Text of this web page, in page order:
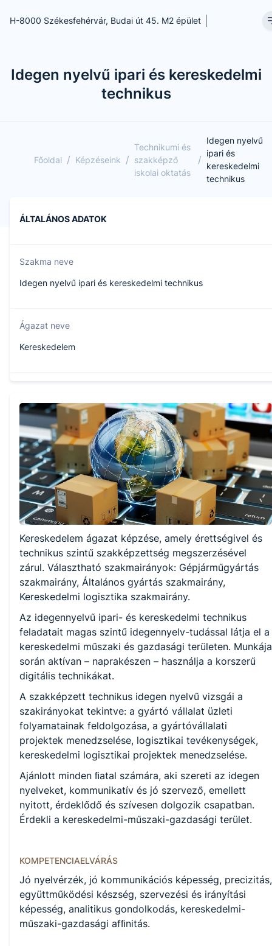
H-8000 Székesfehérvár, Budai út 45. M2 épület
Idegen nyelvű ipari és kereskedelmi
technikus
Főoldal / Képzéseink /
Technikumi és
szakképző
iskolai oktatás
/
Idegen nyelvű
ipari és
kereskedelmi
technikus
ÁLTALÁNOS ADATOK
Szakma neve
Idegen nyelvű ipari és kereskedelmi technikus
Ágazat neve
Kereskedelem
504171301
Képzés időtartama
5 év
Választható szakmairányok:
Gépjárműgyártás
Általános gyártás
Kereskedelmi logisztika
KKK letöltése (pdf)
PTT letöltése (pdf)
Okleveles technikusképzés
A képzést indító intézményeink
Székesfehérvári SZC Hunyadi Mátyás Technikum (igazgató:
Nagy László)
Kereskedelem ágazat képzése, amely érettségivel és
technikus szintű szakképzettség megszerzésével
zárul. Választható szakmairányok: Gépjárműgyártás
szakmairány, Általános gyártás szakmairány,
Kereskedelmi logisztika szakmairány.
Az idegennyelvű ipari- és kereskedelmi technikus
feladatait magas szintű idegennyelv-tudással látja el a
kereskedelmi műszaki és gazdasági területen. Munkája
során aktívan – naprakészen – használja a korszerű
digitális technikákat.
A szakképzett technikus idegen nyelvű vizsgái a
szakirányokat tekintve: a gyártó vállalat üzleti
folyamatainak feldolgozása, a gyártóvállalati
projektek menedzselése, logisztikai tevékenységek,
kereskedelmi logisztikai projektek menedzselése.
Ajánlott minden ﬁatal számára, aki szereti az idegen
nyelveket, kommunikatív és jó szervező, emellett
nyitott, érdeklődő és szívesen dolgozik csapatban.
Érdekli a kereskedelmi-műszaki-gazdasági terület.
KOMPETENCIAELVÁRÁS
Jó nyelvérzék, jó kommunikációs képesség, precizitás,
együttműködési készség, szervezési és irányítási
képesség, analitikus gondolkodás, kereskedelmi-
műszaki-gazdasági afﬁnitás.